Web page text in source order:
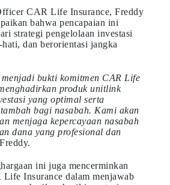
CAR Life Insurance, Freddy
bahwa pencapaian ini
strategi pengelolaan investasi
dan berorientasi jangka
bukti komitmen CAR Life
produk unitlink
yang optimal serta
bagi nasabah. Kami akan
menjaga kepercayaan nasabah
dana yang profesional dan
ini juga mencerminkan
Life Insurance dalam menjawab